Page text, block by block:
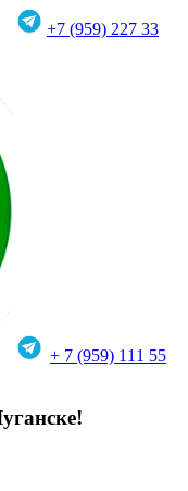
+7 (959) 227 33
+ 7 (959) 111 55